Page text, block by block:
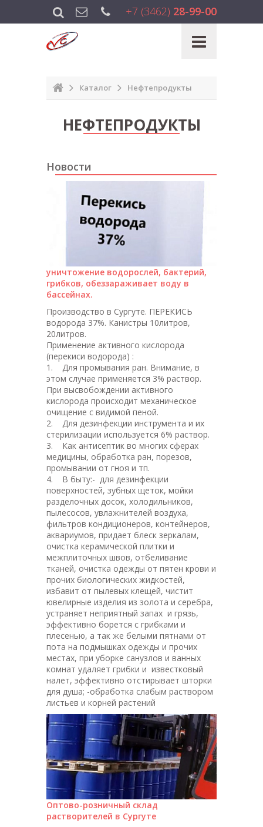
+7 (3462) 28-99-00
Каталог Нефтепродукты
НЕФТЕПРОДУКТЫ
Новости
уничтожение водорослей, бактерий,
грибков, обеззараживает воду в
бассейнах.
Производство в Сургуте. ПЕРЕКИСЬ
водорода 37%. Канистры 10литров,
20литров.
Применение активного кислорода
(перекиси водорода) :
1. Для промывания ран. Внимание, в
этом случае применяется 3% раствор.
При высвобождении активного
кислорода происходит механическое
очищение с видимой пеной.
2. Для дезинфекции инструмента и их
стерилизации используется 6% раствор.
3. Как антисептик во многих сферах
медицины, обработка ран, порезов,
промывании от гноя и тп.
4. В быту:- для дезинфекции
поверхностей, зубных щеток, мойки
разделочных досок, холодильников,
пылесосов, увлажнителей воздуха,
фильтров кондиционеров, контейнеров,
аквариумов, придает блеск зеркалам,
очистка керамической плитки и
межплиточных швов, отбеливание
тканей, очистка одежды от пятен крови и
прочих биологических жидкостей,
избавит от пылевых клещей, чистит
ювелирные изделия из золота и серебра,
устраняет неприятный запах и грязь,
эффективно борется с грибками и
плесенью, а так же белыми пятнами от
пота на подмышках одежды и прочих
местах, при уборке санузлов и ванных
комнат удаляет грибки и известковый
налет, эффективно отстирывает шторки
для душа; -обработка слабым раствором
листьев и корней растений
Оптово-розничный склад
растворителей в Сургуте